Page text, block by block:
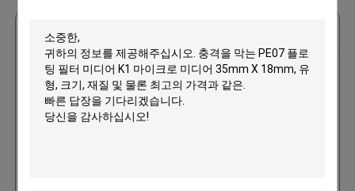
충격을 막는 PE07 플로팅 필터 미
디어 K1 마이크로 미디어 35mm X
18mm